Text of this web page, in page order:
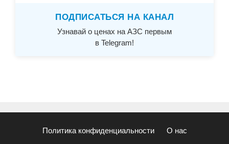
ПОДПИСАТЬСЯ НА КАНАЛ
Узнавай о ценах на АЗС первым
в Telegram!
Политика конфиденциальности О нас